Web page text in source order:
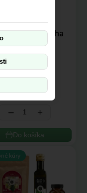
biela – antorcha
Očistné
2ks
9,60 €
‒ +
Do košíka
kúry